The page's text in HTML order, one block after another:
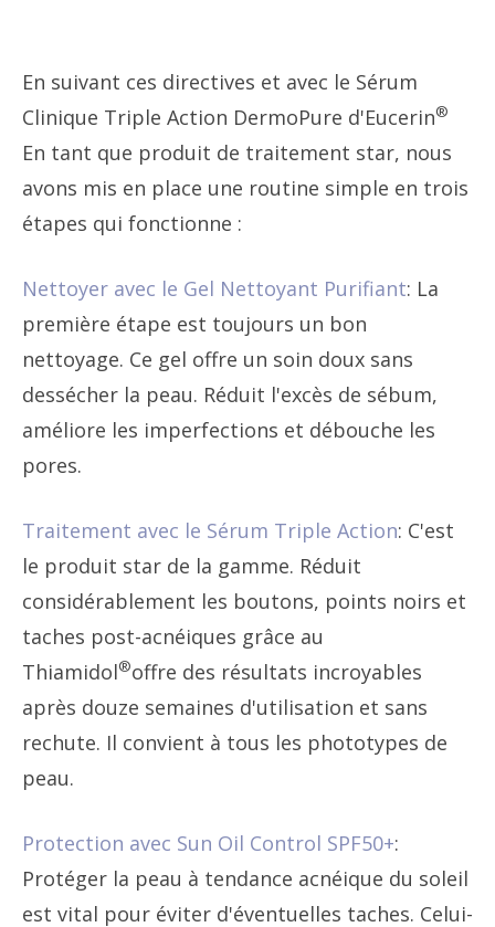
En suivant ces directives et avec le Sérum
Clinique Triple Action DermoPure d'Eucerin®
En tant que produit de traitement star, nous
avons mis en place une routine simple en trois
étapes qui fonctionne :
Nettoyer avec le Gel Nettoyant Purifiant: La
première étape est toujours un bon
nettoyage. Ce gel offre un soin doux sans
dessécher la peau. Réduit l'excès de sébum,
améliore les imperfections et débouche les
pores.
Traitement avec le Sérum Triple Action: C'est
le produit star de la gamme. Réduit
considérablement les boutons, points noirs et
taches post-acnéiques grâce au
Thiamidol®offre des résultats incroyables
après douze semaines d'utilisation et sans
rechute. Il convient à tous les phototypes de
peau.
Protection avec Sun Oil Control SPF50+:
Protéger la peau à tendance acnéique du soleil
est vital pour éviter d'éventuelles taches. Celui-